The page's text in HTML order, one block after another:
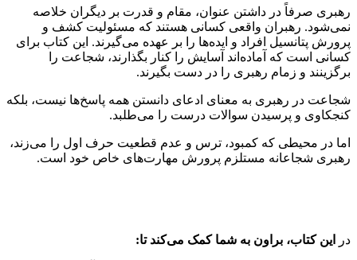
رهبری صرفاً در داشتن عنوان، مقام و قدرت بر دیگران خلاصه
نمی‌شود. رهبران واقعی کسانی هستند که مسئولیت کشف و
پرورش پتانسیل افراد و ایده‌ها را بر عهده می‌گیرند. این کتاب برای
کسانی است که آماده‌اند آسایش را کنار بگذارند، شجاعت را
برگزینند و زمام رهبری را در دست بگیرند.
شجاعت در رهبری به معنای ادعای دانستن همه پاسخ‌ها نیست، بلکه
کنجکاوی و پرسیدن سوالات درست را می‌طلبد.
اما در محیطی که کمبود، ترس و عدم قطعیت حرف اول را می‌زند،
رهبری شجاعانه مستلزم پرورش مهارت‌های خاص خود است.
در این کتاب، براون به شما کمک می‌کند تا: